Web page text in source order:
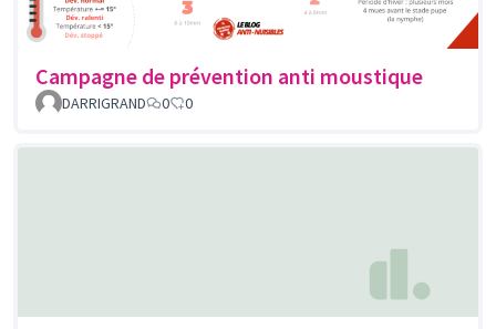
Campagne de prévention anti moustique
DARRIGRAND 0 0